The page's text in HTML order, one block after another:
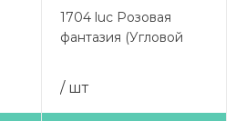
1704 luc Розовая
фантазия (Угловой
/ шт